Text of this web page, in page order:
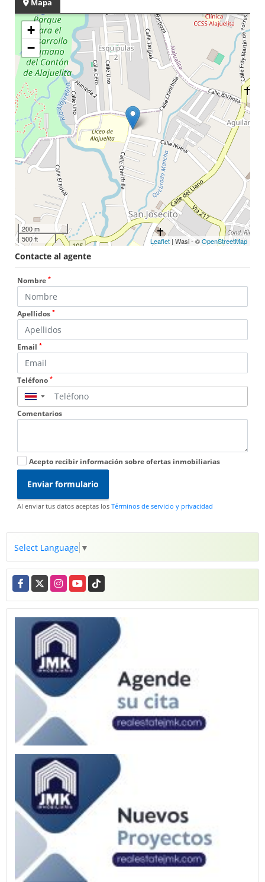
Mapa
+
−
200 m
500 ft
Leaflet | Wasi - ©OpenStreetMap
Contacte al agente
Nombre *
Apellidos *
Email *
Teléfono *
▼
Comentarios
Acepto recibir información sobre ofertas inmobiliarias
Enviar formulario
Al enviar tus datos aceptas los Términos de servicio y privacidad
Select Language ▼
Facebook
X InstagramYouTubeTikTok